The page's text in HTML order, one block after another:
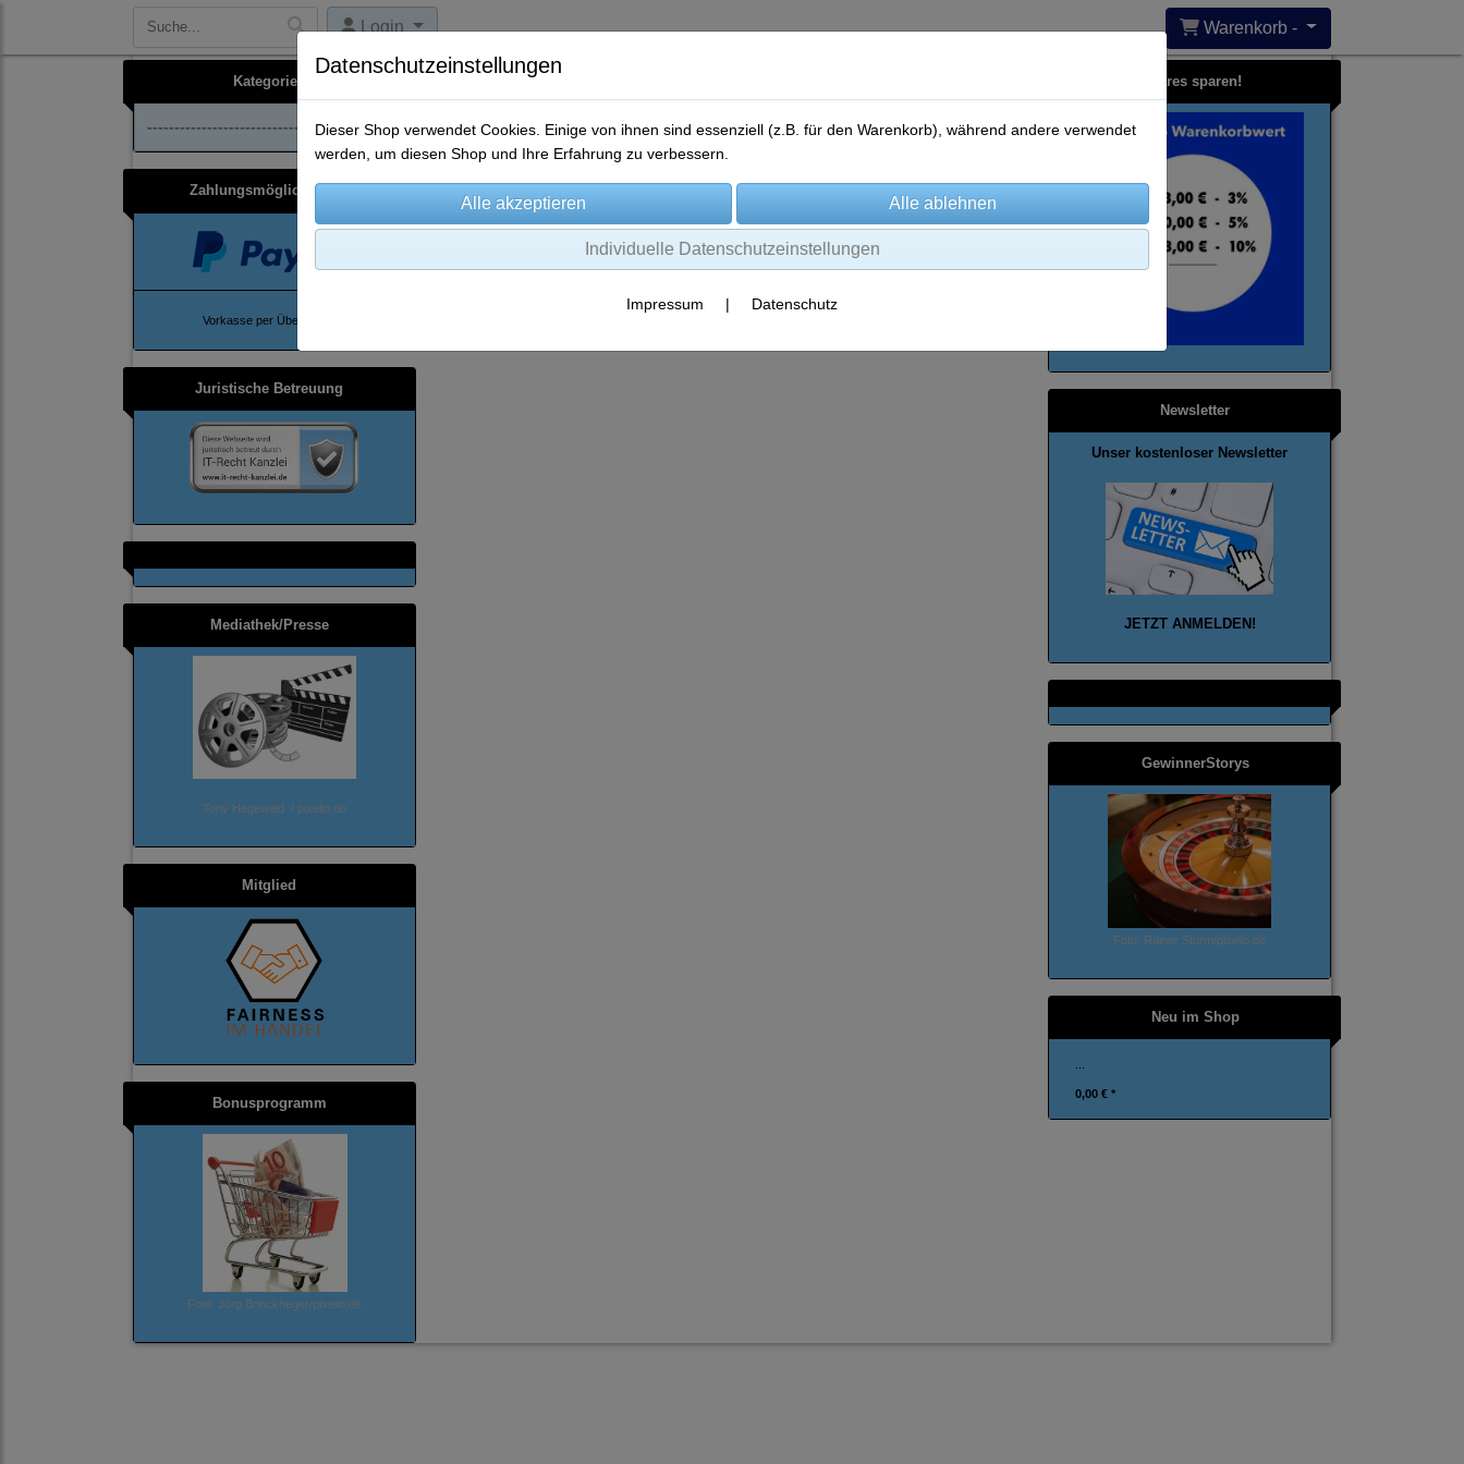
Login Warenkorb -
Kategorien
--------------------------------
Zahlungsmöglichkeiten
Vorkasse per Überweisung
Juristische Betreuung
Mediathek/Presse
Tony Hegewald / pixelio.de
Mitglied
Bonusprogramm
Foto: Jörg Brinckheger/pixelio.de
Home Produkte Kontakt
Es wurden leider keine Produkte gefunden.
Bares sparen!
Newsletter
Unser kostenloser Newsletter
JETZT ANMELDEN!
GewinnerStorys
Foto: Rainer Sturm/pixelio.de
Neu im Shop
0,00 € *
Datenschutzeinstellungen
Dieser Shop verwendet Cookies. Einige von ihnen sind essenziell (z.B. für den Warenkorb), während andere verwendet
werden, um diesen Shop und Ihre Erfahrung zu verbessern.
Individuelle Datenschutzeinstellungen
Impressum | Datenschutz